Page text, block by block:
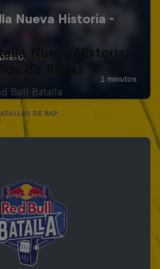
Nueva Historia:
de Rimas
Bull Batalla
DE RAP